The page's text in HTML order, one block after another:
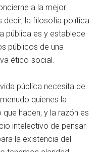
a la mejor
decir, la filosofía política
pública es y establece
públicos de una
ético-social.
pública necesita de
quienes la
hacen, y la razón es
intelectivo de pensar
la existencia del